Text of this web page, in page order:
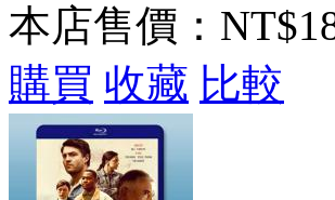
本店售價：
購買 收藏 比較